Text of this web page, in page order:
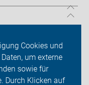
Cookies und
um externe
sowie für
Durch Klicken auf